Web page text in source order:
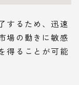
するため、迅速
場の動きに敏感
得ることが可能